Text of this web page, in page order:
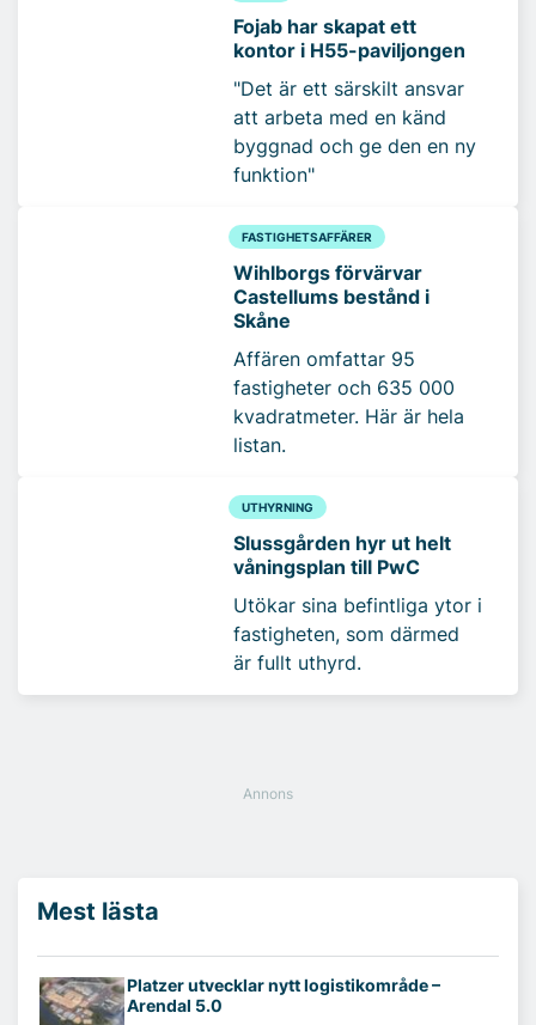
Fojab har skapat ett
kontor i H55-paviljongen
"Det är ett särskilt ansvar
att arbeta med en känd
byggnad och ge den en ny
funktion"
FASTIGHETSAFFÄRER
Wihlborgs förvärvar
Castellums bestånd i
Skåne
Affären omfattar 95
fastigheter och 635 000
kvadratmeter. Här är hela
listan.
UTHYRNING
Slussgården hyr ut helt
våningsplan till PwC
Utökar sina befintliga ytor i
fastigheten, som därmed
är fullt uthyrd.
Mest lästa
Platzer utvecklar nytt logistikområde –
Arendal 5.0